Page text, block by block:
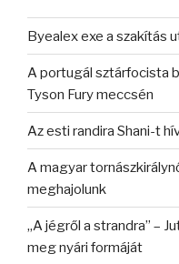
Byealex exe a szakítás
A portugál sztárfocista
Tyson Fury meccsén
Az esti randira Shani-t
A magyar
meghajolunk
„A jégről a strandra” –
meg nyári formáját